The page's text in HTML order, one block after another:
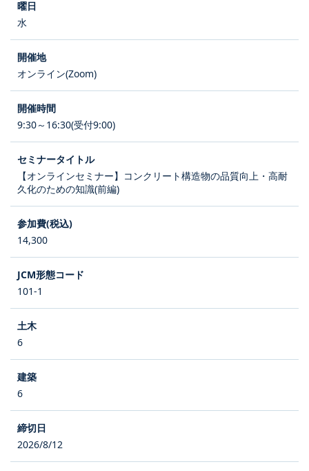
水
オンライン(Zoom)
9:30～16:30(受付9:00)
【オンラインセミナー】コンクリート構造物の品質向上・高耐
久化のための知識(前編)
14,300
101-1
6
6
2026/8/12